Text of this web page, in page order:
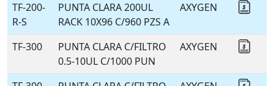
TF-200-
R-S
PUNTA CLARA 200UL
RACK 10X96 C/960 PZS A
AXYGEN
TF-300
PUNTA CLARA C/FILTRO
0.5-10UL C/1000 PUN
AXYGEN